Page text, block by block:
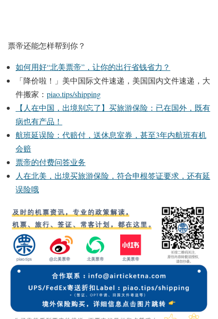
票帝还能怎样帮到你？
如何用好“北美票帝”，让你的出行省钱省力？
「降价啦！」美中国际文件速递，美国国内文件速递，大
件搬家： piao.tips/shipping
【人在中国，出境别忘了】买旅游保险：已在国外，既有
病也有产品！
航班延误险：代赔付，送休息室券，甚至3年内航班有机
会赔
票帝的付费问答业务
人在北美，出境买旅游保险，符合申根签证要求，还有延
误险哦